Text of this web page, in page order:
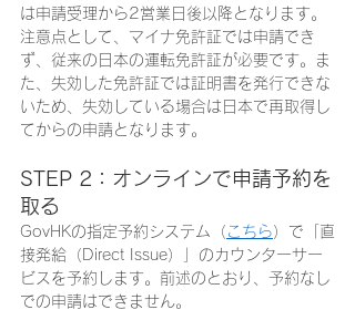
は申請受理から2営業日後以降となります。
注意点として、マイナ免許証では申請でき
ず、従来の日本の運転免許証が必要です。ま
た、失効した免許証では証明書を発行できな
いため、失効している場合は日本で再取得し
てからの申請となります。
STEP 2：オンラインで申請予約を
取る
GovHKの指定予約システム（ こちら）で「直
接発給（Direct Issue）」のカウンターサー
ビスを予約します。前述のとおり、予約なし
での申請はできません。